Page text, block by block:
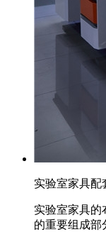
实验室家具配
实验室家具的
的重要组成部